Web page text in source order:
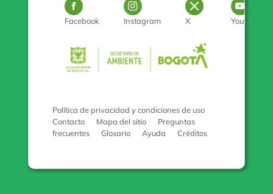
Facebook Logo Facebook
InstagramLogo Instagram
XLogo TwitterYoutube
Política de privacidad y condiciones de uso
Contacto
Mapa del sitio
Preguntas
frecuentes
Glosario Ayuda Créditos